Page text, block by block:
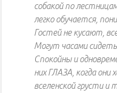
собакой по
легко обучается,
Гостей не кусают,
Могут часами
Спокойны и
них ГЛАЗА, когда
вселенской грусти и